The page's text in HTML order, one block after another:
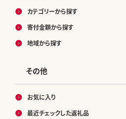
カテゴリーから探す
寄付金額から探す
地域から探す
その他
お気に入り
最近チェックした返礼品